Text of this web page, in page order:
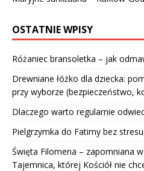
OSTATNIE WPISY
Różaniec bransoletka – jak
Drewniane łóżko dla dziecka:
przy wyborze (bezpieczeństwo,
Dlaczego warto regularnie
Pielgrzymka do Fatimy bez
Święta Filomena – zapomniana
Tajemnica, której Kościół nie